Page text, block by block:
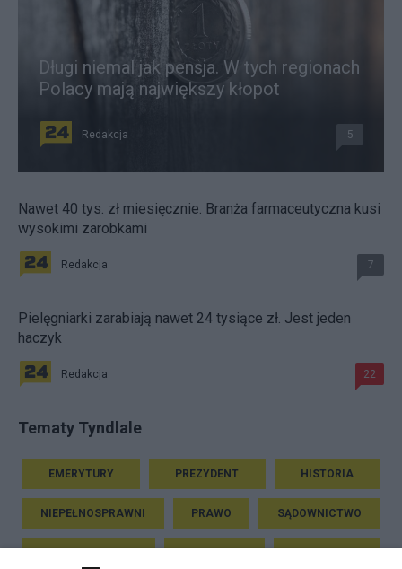
Długi niemal jak pensja. W tych regionach
Polacy mają największy kłopot
Redakcja 5
Nawet 40 tys. zł miesięcznie. Branża farmaceutyczna kusi
wysokimi zarobkami
Redakcja 7
Pielęgniarki zarabiają nawet 24 tysiące zł. Jest jeden
haczyk
Redakcja 22
Tematy Tyndlale
EMERYTURY PREZYDENT HISTORIA
NIEPEŁNOSPRAWNI PRAWO SĄDOWNICTWO